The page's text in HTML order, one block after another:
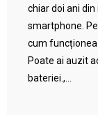
chiar doi ani
smartphone.
cum
Poate ai auzit
bateriei.,...